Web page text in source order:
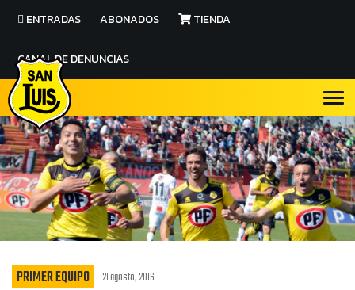
ENTRADAS ABONADOS TIENDA
CANAL DE DENUNCIAS
PRIMER EQUIPO 21 agosto, 2016